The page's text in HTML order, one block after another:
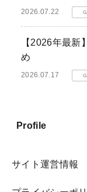
2026.07.22
【2026年最新
め
2026.07.17
Profile
サイト運営情報